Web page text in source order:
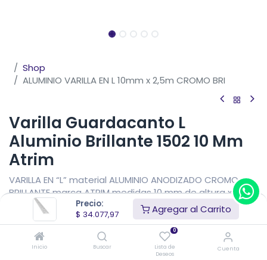
Precio:
$ 34.077,97 Agregar al Carrito
Inicio Buscar
0
Lista de
Deseos
Cuenta
Shop
ALUMINIO VARILLA EN L 10mm x 2,5m CROMO BRI
Varilla Guardacanto L
Aluminio Brillante 1502 10 Mm
Atrim
VARILLA EN “L” material ALUMINIO ANODIZADO CROMO
BRILLANTE marca ATRIM medidas 10 mm de altura x 2,5
mm de vista x 2,5 metros de largo.
$34.077,97 IVA Incluido
Precio sin impuestos nacionales 28.163,61